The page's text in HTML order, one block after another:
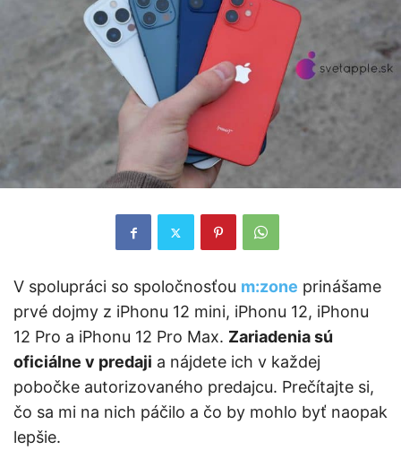
V spolupráci so spoločnosťou m:zone prinášame
prvé dojmy z iPhonu 12 mini, iPhonu 12, iPhonu
12 Pro a iPhonu 12 Pro Max. Zariadenia sú
oficiálne v predaji a nájdete ich v každej
pobočke autorizovaného predajcu. Prečítajte si,
čo sa mi na nich páčilo a čo by mohlo byť naopak
lepšie.